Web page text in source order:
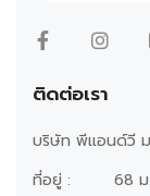
ติดต่อเรา
บริษัท พีแอนด์วี
ที่อยู่ :
68 ม